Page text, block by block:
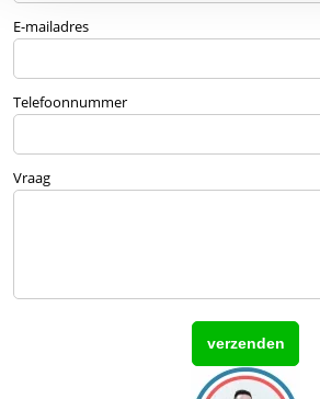
E-mailadres
Telefoonnummer
Vraag